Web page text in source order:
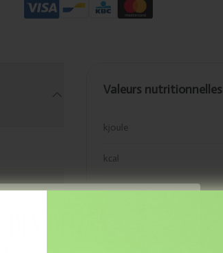
Valeurs nutritionnelles
kjoule
kcal
vetten